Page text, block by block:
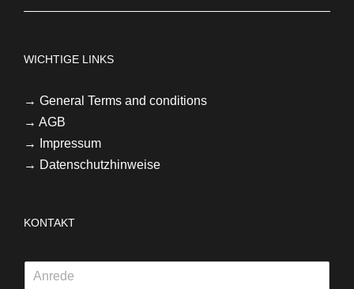
WICHTIGE LINKS
→ General Terms and conditions
→ AGB
→ Impressum
→ Datenschutzhinweise
KONTAKT